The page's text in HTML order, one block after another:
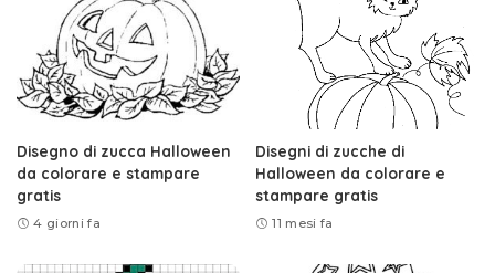
Disegno di zucca Halloween
da colorare e stampare
gratis
4 giorni fa
Disegni di zucche di
Halloween da colorare e
stampare gratis
11 mesi fa